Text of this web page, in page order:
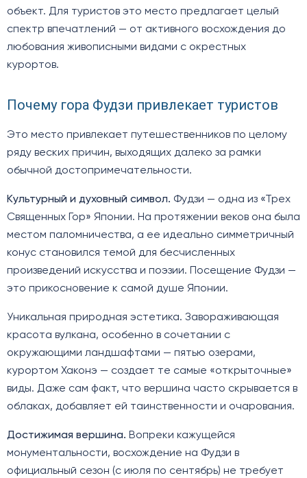
объект. Для туристов это место предлагает целый
спектр впечатлений — от активного восхождения до
любования живописными видами с окрестных
курортов.
Почему гора Фудзи привлекает туристов
Это место привлекает путешественников по целому
ряду веских причин, выходящих далеко за рамки
обычной достопримечательности.
Культурный и духовный символ. Фудзи — одна из «Трех
Священных Гор» Японии. На протяжении веков она была
местом паломничества, а ее идеально симметричный
конус становился темой для бесчисленных
произведений искусства и поэзии. Посещение Фудзи —
это прикосновение к самой душе Японии.
Уникальная природная эстетика. Завораживающая
красота вулкана, особенно в сочетании с
окружающими ландшафтами — пятью озерами,
курортом Хаконэ — создает те самые «открыточные»
виды. Даже сам факт, что вершина часто скрывается в
облаках, добавляет ей таинственности и очарования.
Достижимая вершина. Вопреки кажущейся
монументальности, восхождение на Фудзи в
официальный сезон (с июля по сентябрь) не требует